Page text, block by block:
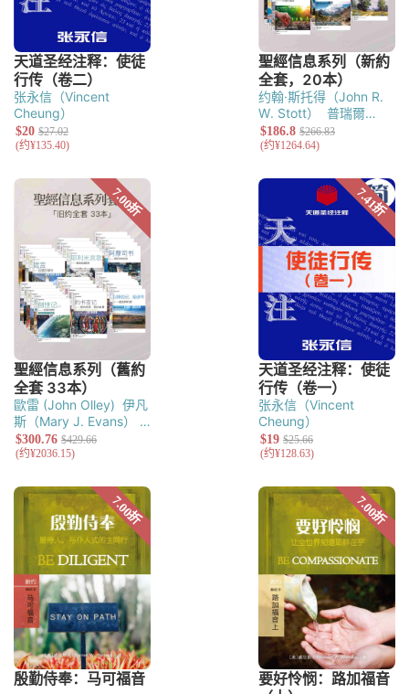
张永信（Vincent
Cheung）
约翰·斯托得（John R.
W. Stott）
普瑞爾
（David Prior）
巴尼特（Paul
（Raymond Brown）
莫德（Alec Motyer）
米爾恩（Bruce
Milne）
（Michael Wilcock）
格林（Michael
Green） 殷格里
（Donald English）
歐雷 (John Olley) 伊凡
斯（Mary J. Evans）
威爾克（Michael
Wilcock）
（Ronald S.
Wallace）
布瑞蒙
（Raymond Brown）
柯德納（Derek
Kidner） 費爾（Bob
Fyall） 弗斯（David G.
Firth） 莱特
（Christopher J. H.
Wright） 亞金森
（David Atkinson） 包
德雯（Joyce G.
Baldwin） 韋伯（Barry
Webb） 普瑞爾
张永信（Vincent
Cheung）